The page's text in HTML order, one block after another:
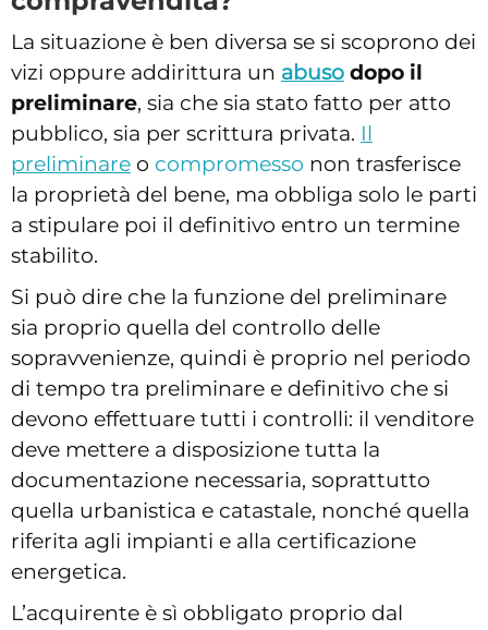
La situazione è ben diversa se si scoprono dei
vizi oppure addirittura un abuso dopo il
preliminare, sia che sia stato fatto per atto
pubblico, sia per scrittura privata. Il
preliminare o compromesso non trasferisce
la proprietà del bene, ma obbliga solo le parti
a stipulare poi il definitivo entro un termine
stabilito.
Si può dire che la funzione del preliminare
sia proprio quella del controllo delle
sopravvenienze, quindi è proprio nel periodo
di tempo tra preliminare e definitivo che si
devono effettuare tutti i controlli: il venditore
deve mettere a disposizione tutta la
documentazione necessaria, soprattutto
quella urbanistica e catastale, nonché quella
riferita agli impianti e alla certificazione
energetica.
L’acquirente è sì obbligato proprio dal